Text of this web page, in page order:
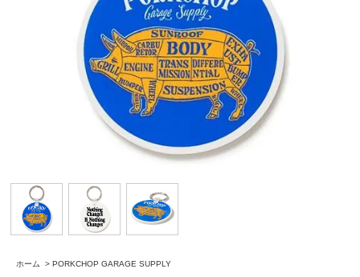
ホーム > PORKCHOP GARAGE SUPPLY